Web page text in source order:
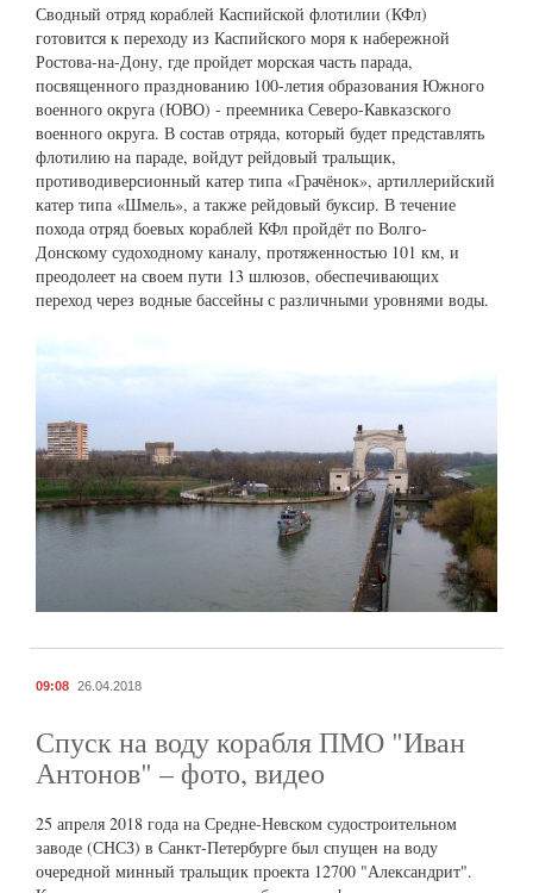
Сводный отряд кораблей Каспийской флотилии (КФл)
готовится к переходу из Каспийского моря к набережной
Ростова-на-Дону, где пройдет морская часть парада,
посвященного празднованию 100-летия образования Южного
военного округа (ЮВО) - преемника Северо-Кавказского
военного округа. В состав отряда, который будет представлять
флотилию на параде, войдут рейдовый тральщик,
противодиверсионный катер типа «Грачёнок», артиллерийский
катер типа «Шмель», а также рейдовый буксир. В течение
похода отряд боевых кораблей КФл пройдёт по Волго-
Донскому судоходному каналу, протяженностью 101 км, и
преодолеет на своем пути 13 шлюзов, обеспечивающих
переход через водные бассейны с различными уровнями воды.
09:08 26.04.2018
Спуск на воду корабля ПМО "Иван
Антонов" – фото, видео
25 апреля 2018 года на Средне-Невском судостроительном
заводе (СНСЗ) в Санкт-Петербурге был спущен на воду
очередной минный тральщик проекта 12700 "Александрит".